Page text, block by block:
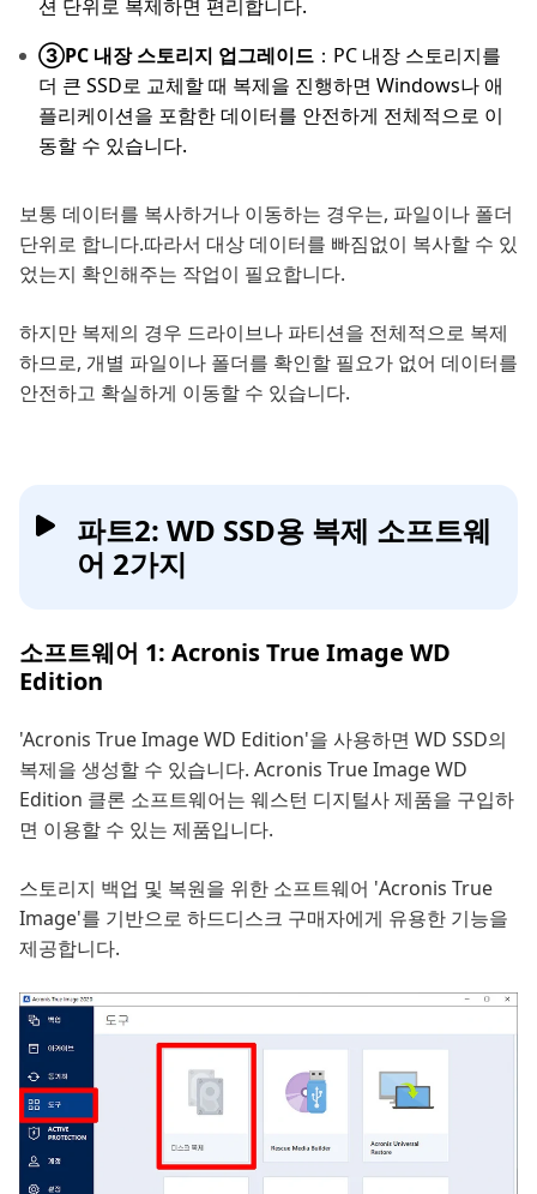
션 단위로 복제하면 편리합니다.
③PC 내장 스토리지 업그레이드 ：PC 내장 스토리지를
더 큰 SSD로 교체할 때 복제을 진행하면 Windows나 애
플리케이션을 포함한 데이터를 안전하게 전체적으로 이
동할 수 있습니다.
보통 데이터를 복사하거나 이동하는 경우는, 파일이나 폴더
단위로 합니다.따라서 대상 데이터를 빠짐없이 복사할 수 있
었는지 확인해주는 작업이 필요합니다.
하지만 복제의 경우 드라이브나 파티션을 전체적으로 복제
하므로, 개별 파일이나 폴더를 확인할 필요가 없어 데이터를
안전하고 확실하게 이동할 수 있습니다.
파트2: WD SSD용 복제 소프트웨
어 2가지
소프트웨어 1: Acronis True Image WD
Edition
'Acronis True Image WD Edition'을 사용하면 WD SSD의
복제을 생성할 수 있습니다. Acronis True Image WD
Edition 클론 소프트웨어는 웨스턴 디지털사 제품을 구입하
면 이용할 수 있는 제품입니다.
스토리지 백업 및 복원을 위한 소프트웨어 'Acronis True
Image'를 기반으로 하드디스크 구매자에게 유용한 기능을
제공합니다.